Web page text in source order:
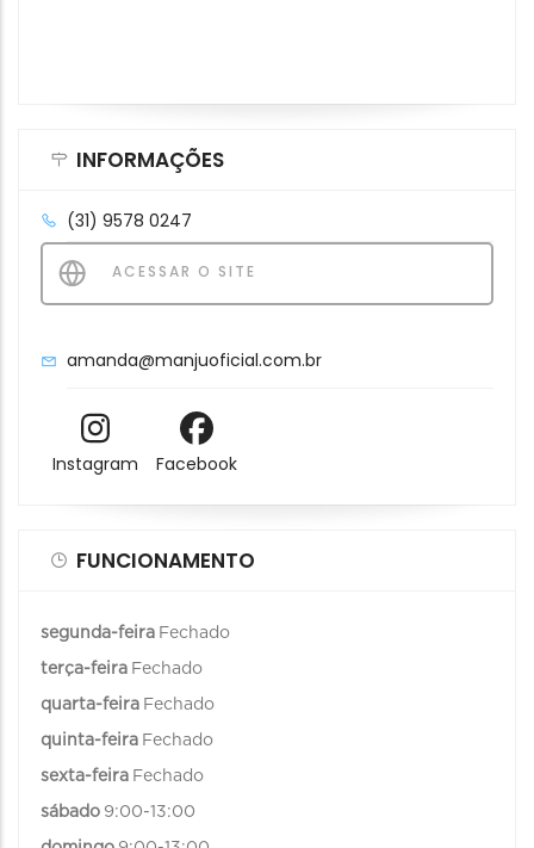
INFORMAÇÕES
(31) 9578 0247
ACESSAR O SITE
amanda@manjuoficial.com.br
Instagram Facebook
FUNCIONAMENTO
segunda-feira Fechado
terça-feira Fechado
quarta-feira Fechado
quinta-feira Fechado
sexta-feira Fechado
sábado 9:00-13:00